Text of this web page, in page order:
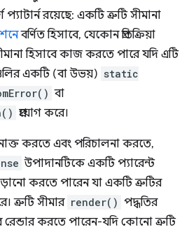
প্যাটার্ন রয়েছে: একটি ত্রুটি সীমানা
বর্ণিত হিসাবে, যেকোন প্রতিক্রিয়া
হিসাবে কাজ করতে পারে যদি এটি
একটি (বা উভয়) static
বা
প্রয়োগ করে।
করতে এবং পরিচালনা করতে,
উপাদানটিকে একটি প্যারেন্ট
করতে পারেন যা একটি ত্রুটির
ত্রুটি সীমার render() পদ্ধতির
রেন্ডার করতে পারেন-যদি কোনো ত্রুটি